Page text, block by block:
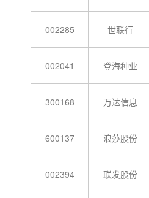
002285 世联行
002041 登海种业
300168 万达信息
600137 浪莎股份
002394 联发股份